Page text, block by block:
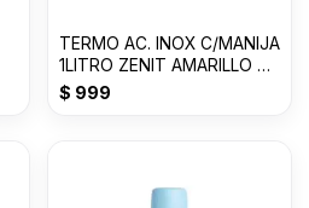
TERMO AC. INOX C/MANIJA
1LITRO ZENIT AMARILLO P
Z100XZ1Y
$ 999